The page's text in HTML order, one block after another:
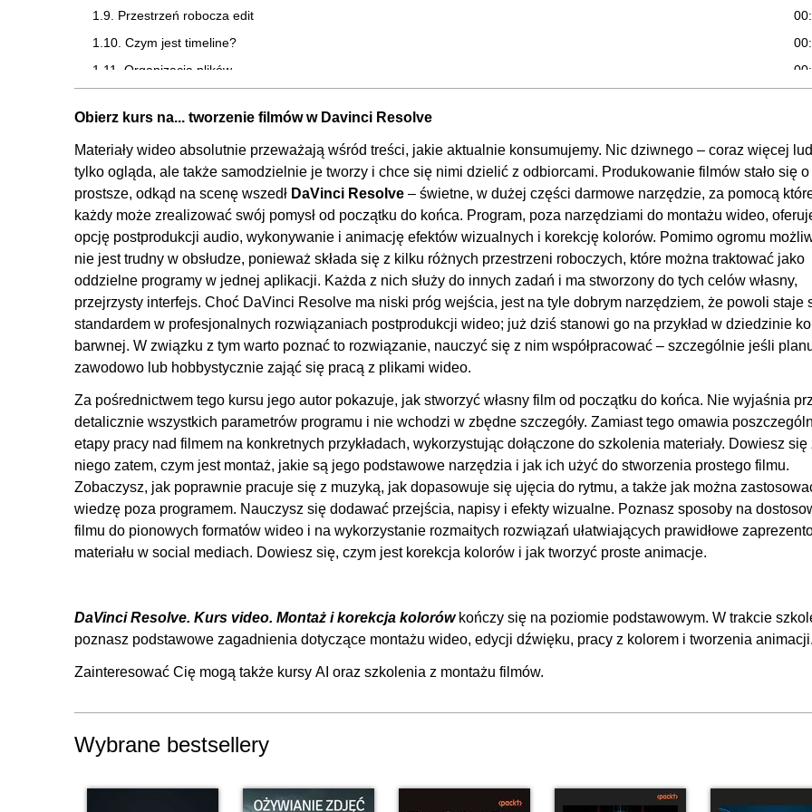
1.9. Przestrzeń robocza edit
1.10. Czym jest timeline?
1.11. Organizacja plików
2.2. Przenoszenie plików na oś czasu
2.3. Zmiana położenia klipów
2.4. Poruszanie się po osi czasu
2.5. Rozwiązanie problemów z płynnością
2.6. Rozłączanie ścieżek
2.7. Cięcie
2.8. Trymowanie
2.9. Dopasowanie tempa
2.10. Zmiana rozmiaru wideo - inspector
2.11. Cropping - inspector
2.12. Dynamic zoom - inspector
2.13. Przenikanie warstw - inspector
2.14. Zmiana prędkości - inspector
OGLĄDAJ »
2.15. Stabilizacja - inspector
2.16. Wygładzanie ruchu - inspector
2.19. Gotowe napisy
2.20. Zaawansowane napisy
2.21. Praca z dźwiękiem
2.24. Montaż pod muzykę
2.25. Ćwiczenie montażowe
Obierz kurs na... tworzenie filmów w Davinci Resolve
Materiały wideo absolutnie przeważają wśród treści, jakie aktualnie konsumujemy. Nic dziwnego – coraz więcej
tylko ogląda, ale także samodzielnie je tworzy i chce się nimi dzielić z odbiorcami. Produkowanie filmów stało się
prostsze, odkąd na scenę wszedł DaVinci Resolve – świetne, w dużej części darmowe narzędzie, za pomocą
każdy może zrealizować swój pomysł od początku do końca. Program, poza narzędziami do montażu wideo,
opcję postprodukcji audio, wykonywanie i animację efektów wizualnych i korekcję kolorów. Pomimo ogromu
nie jest trudny w obsłudze, ponieważ składa się z kilku różnych przestrzeni roboczych, które można traktować jako
oddzielne programy w jednej aplikacji. Każda z nich służy do innych zadań i ma stworzony do tych celów własny,
przejrzysty interfejs. Choć DaVinci Resolve ma niski próg wejścia, jest na tyle dobrym narzędziem, że powoli staje
standardem w profesjonalnych rozwiązaniach postprodukcji wideo; już dziś stanowi go na przykład w dziedzinie
barwnej. W związku z tym warto poznać to rozwiązanie, nauczyć się z nim współpracować – szczególnie jeśli
zawodowo lub hobbystycznie zająć się pracą z plikami wideo.
Za pośrednictwem tego kursu jego autor pokazuje, jak stworzyć własny film od początku do końca. Nie wyjaśnia
detalicznie wszystkich parametrów programu i nie wchodzi w zbędne szczegóły. Zamiast tego omawia
etapy pracy nad filmem na konkretnych przykładach, wykorzystując dołączone do szkolenia materiały. Dowiesz się
niego zatem, czym jest montaż, jakie są jego podstawowe narzędzia i jak ich użyć do stworzenia prostego filmu.
Zobaczysz, jak poprawnie pracuje się z muzyką, jak dopasowuje się ujęcia do rytmu, a także jak można
wiedzę poza programem. Nauczysz się dodawać przejścia, napisy i efekty wizualne. Poznasz sposoby na
filmu do pionowych formatów wideo i na wykorzystanie rozmaitych rozwiązań ułatwiających prawidłowe
materiału w social mediach. Dowiesz się, czym jest korekcja kolorów i jak tworzyć proste animacje.
DaVinci Resolve. Kurs video. Montaż i korekcja kolorów kończy się na poziomie podstawowym. W trakcie
poznasz podstawowe zagadnienia dotyczące montażu wideo, edycji dźwięku, pracy z kolorem i tworzenia animacji.
Zainteresować Cię mogą także kursy AI oraz szkolenia z montażu filmów.
Wybrane bestsellery